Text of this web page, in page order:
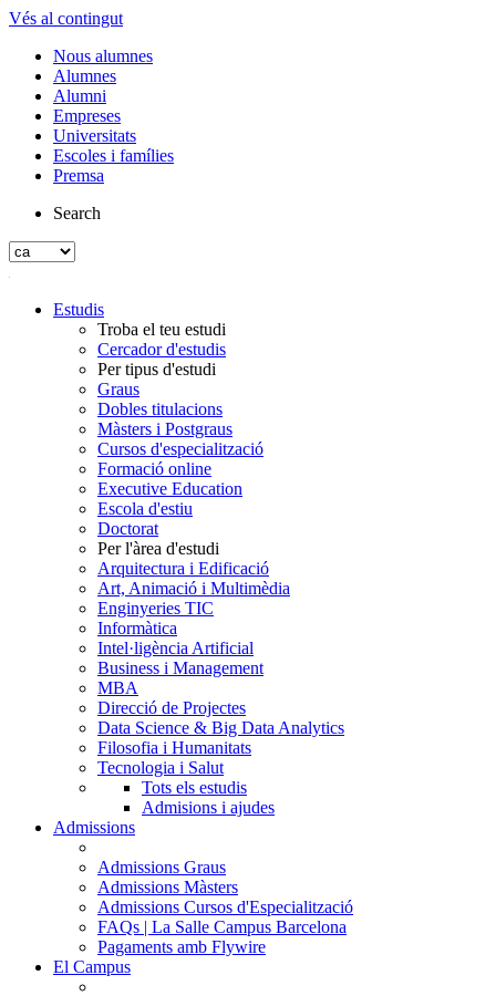
Vés al contingut
Nous alumnes
Alumnes
Alumni
Empreses
Universitats
Escoles i famílies
Premsa
Search
Estudis
Troba el teu estudi
Cercador d'estudis
Per tipus d'estudi
Graus
Dobles titulacions
Màsters i Postgraus
Cursos d'especialització
Formació online
Executive Education
Escola d'estiu
Doctorat
Per l'àrea d'estudi
Arquitectura i Edificació
Art, Animació i Multimèdia
Enginyeries TIC
Informàtica
Intel·ligència Artificial
Business i Management
MBA
Direcció de Projectes
Data Science & Big Data Analytics
Filosofia i Humanitats
Tecnologia i Salut
Tots els estudis
Admisions i ajudes
Admissions
Admissions Graus
Admissions Màsters
Admissions Cursos d'Especialització
FAQs | La Salle Campus Barcelona
Pagaments amb Flywire
El Campus